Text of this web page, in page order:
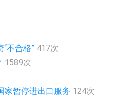
不合格” 417次
1589次
家暂停进出口服务 124次